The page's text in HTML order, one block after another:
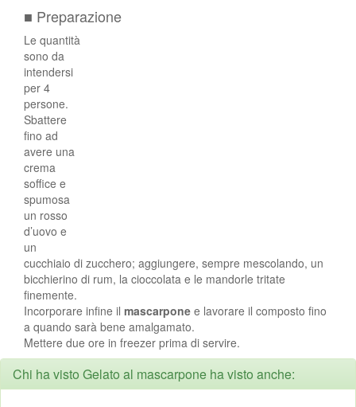
■ Preparazione
Le quantità
sono da
intendersi
per 4
persone.
Sbattere
fino ad
avere una
crema
soffice e
spumosa
un rosso
d’uovo e
un
cucchiaio di zucchero; aggiungere, sempre mescolando, un
bicchierino di rum, la cioccolata e le mandorle tritate
finemente.
Incorporare infine il mascarpone e lavorare il composto fino
a quando sarà bene amalgamato.
Mettere due ore in freezer prima di servire.
Chi ha visto Gelato al mascarpone ha visto anche: